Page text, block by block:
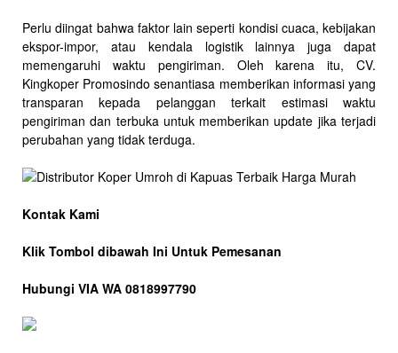
Perlu diingat bahwa faktor lain seperti kondisi cuaca, kebijakan
ekspor-impor, atau kendala logistik lainnya juga dapat
memengaruhi waktu pengiriman. Oleh karena itu, CV.
Kingkoper Promosindo senantiasa memberikan informasi yang
transparan kepada pelanggan terkait estimasi waktu
pengiriman dan terbuka untuk memberikan update jika terjadi
perubahan yang tidak terduga.
Kontak Kami
Klik Tombol dibawah Ini Untuk Pemesanan
Hubungi VIA WA 0818997790